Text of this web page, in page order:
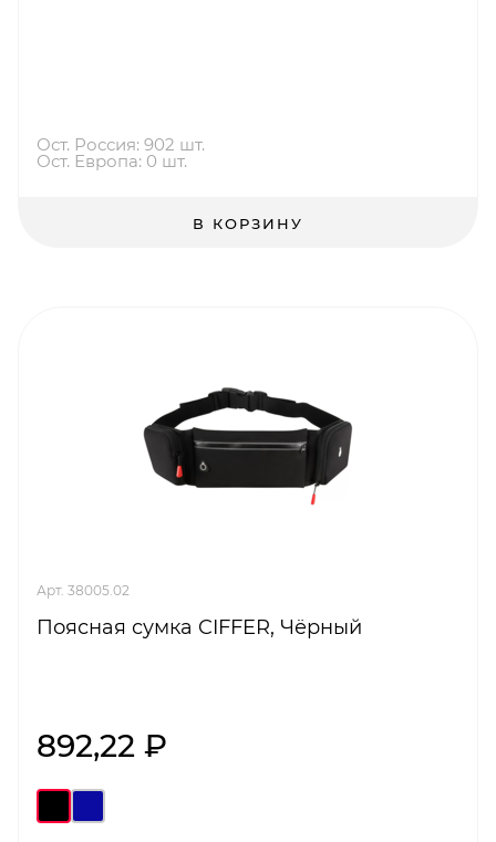
Ост. Россия: 902 шт.
Ост. Европа: 0 шт.
В КОРЗИНУ
Арт. 38005.02
Поясная сумка CIFFER, Чёрный
892,22 ₽